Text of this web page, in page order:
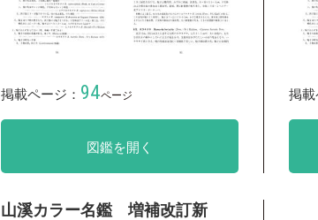
掲載ページ： 94ページ
図鑑を開く
掲
山溪カラー名鑑 増補改訂新